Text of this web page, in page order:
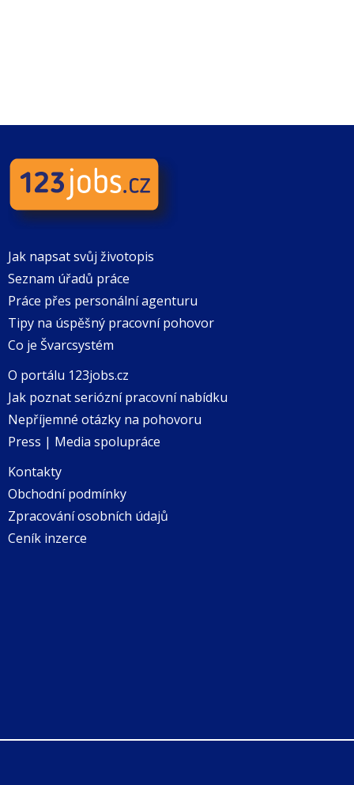
Jak napsat svůj životopis
Seznam úřadů práce
Práce přes personální agenturu
Tipy na úspěšný pracovní pohovor
Co je Švarcsystém
O portálu 123jobs.cz
Jak poznat seriózní pracovní nabídku
Nepříjemné otázky na pohovoru
Press | Media spolupráce
Kontakty
Obchodní podmínky
Zpracování osobních údajů
Ceník inzerce